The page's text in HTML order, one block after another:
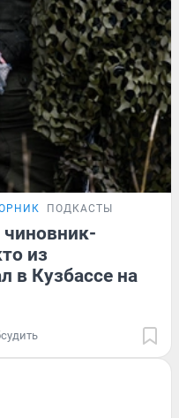
ПОДКАСТЫ
из
в Кузбассе на